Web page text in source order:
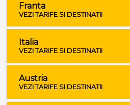
Franta
VEZI TARIFE SI DESTINATII
Italia
VEZI TARIFE SI DESTINATII
Austria
VEZI TARIFE SI DESTINATII